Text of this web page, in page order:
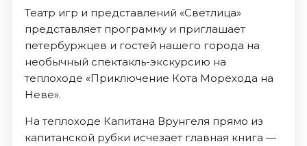
Театр игр и представлений «Светлица»
представляет программу и приглашает
петербуржцев и гостей нашего города на
необычный спектакль-экскурсию на
теплоходе «Приключение Кота Морехода на
Неве».
На теплоходе Капитана Врунгеля прямо из
капитанской рубки исчезает главная книга —